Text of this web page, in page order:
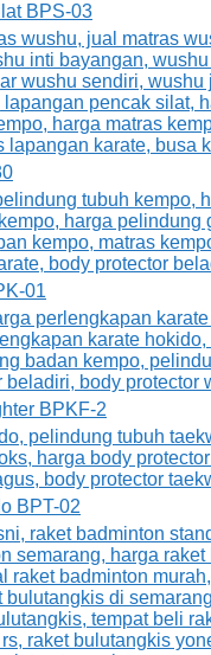
BPS-03
01
BPKF-2
BPT-02